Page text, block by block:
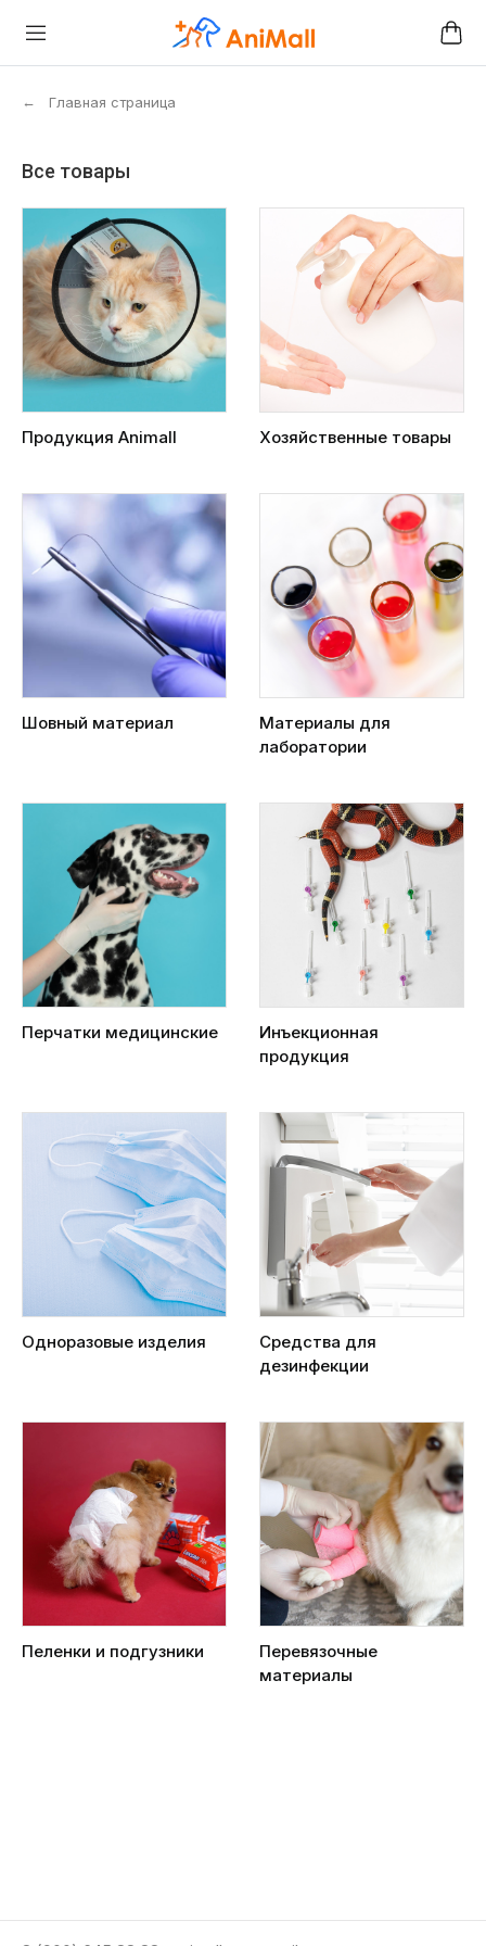
← Главная страница
Все товары
Продукция Animall Хозяйственные товары
Шовный материал
Материалы для
лаборатории
Перчатки медицинские
Инъекционная
продукция
Одноразовые изделия
Средства для
дезинфекции
Пеленки и подгузники
Перевязочные
материалы